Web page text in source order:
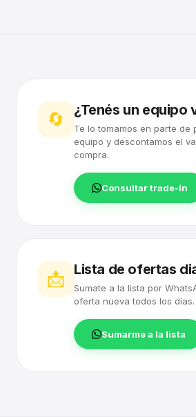
🔄 ¿Tenés un equipo
Te lo tomamos en parte de
equipo y descontamos el
compra.
Consultar trade-in
📩 Lista de ofertas
Sumate a la lista por
oferta nueva todos los días.
Sumarme a la lista